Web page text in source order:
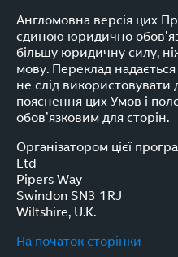
Англомовна версія цих
єдиною юридично
більшу юридичну силу,
мову. Переклад
не слід використовувати
пояснення цих Умов і
обов’язковим для сторін.
Організатором цієї
Ltd
Pipers Way
Swindon SN3 1RJ
Wiltshire, U.K.
На початок сторінки